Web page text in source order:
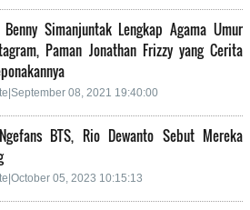
Simanjuntak Lengkap Agama Umur
Paman Jonathan Frizzy yang Cerita
08, 2021 19:40:00
BTS, Rio Dewanto Sebut Mereka
05, 2023 10:15:13